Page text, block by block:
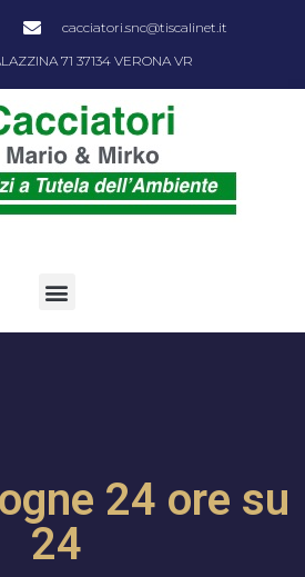
cacciatori.snc@tiscalinet.it
71 37134 VERONA VR
24 ore su
24